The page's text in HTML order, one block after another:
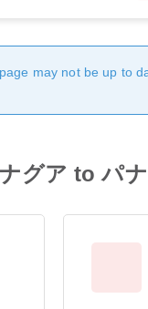
may not be up to
グア to パナ